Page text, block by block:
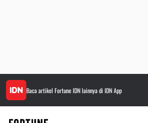
Baca artikel Fortune IDNlainnya di IDN App